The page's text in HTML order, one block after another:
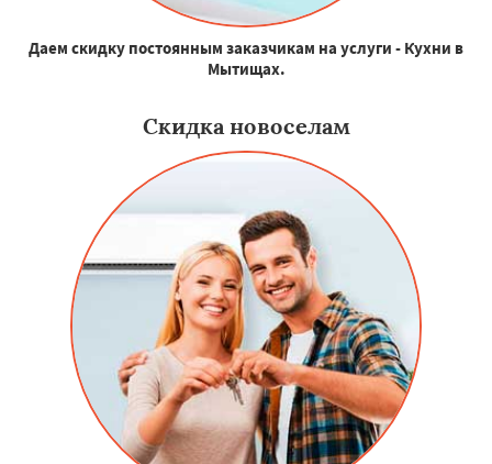
Даем скидку постоянным заказчикам на услуги - Кухни в
Мытищах.
Скидка новоселам